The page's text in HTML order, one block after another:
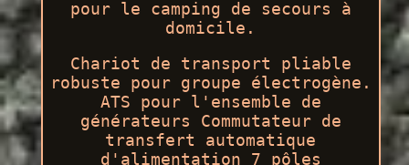
pour le camping de secours à
domicile.
Chariot de transport pliable
robuste pour groupe électrogène.
ATS pour l'ensemble de
générateurs Commutateur de
transfert automatique
d'alimentation 7 pôles